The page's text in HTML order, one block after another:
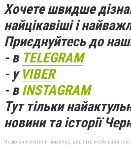
Хочете швидше
найцікавіші і
Приєднуйтесь до
- в TELEGRAM
- у VIBER
- вINSTAGRAM
Тут тільки
новини та історії
Якщо ви помітили помилку, виділіть необхідний